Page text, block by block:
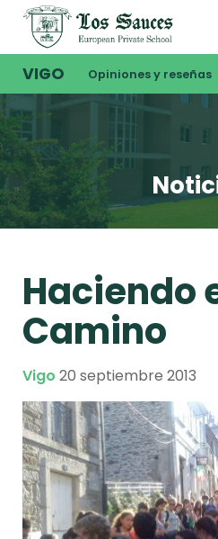
VIGO Opiniones y reseñas
Haciendo
Camino
Vigo 20 septiembre 2013